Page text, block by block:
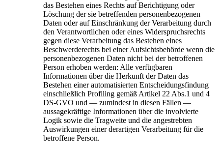
das Bestehen eines Rechts auf Berichtigung oder
Löschung der sie betreffenden personenbezogenen
Daten oder auf Einschränkung der Verarbeitung durch
den Verantwortlichen oder eines Widerspruchsrechts
gegen diese Verarbeitung das Bestehen eines
Beschwerderechts bei einer Aufsichtsbehörde wenn die
personenbezogenen Daten nicht bei der betroffenen
Person erhoben werden: Alle verfügbaren
Informationen über die Herkunft der Daten das
Bestehen einer automatisierten Entscheidungsfindung
einschließlich Profiling gemäß Artikel 22 Abs.1 und 4
DS-GVO und — zumindest in diesen Fällen —
aussagekräftige Informationen über die involvierte
Logik sowie die Tragweite und die angestrebten
Auswirkungen einer derartigen Verarbeitung für die
betroffene Person.